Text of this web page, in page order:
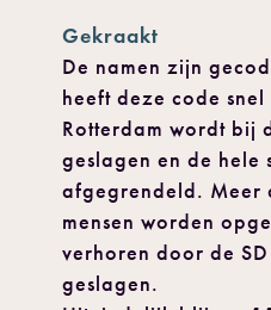
Gekraakt
De namen zijn
heeft deze code
Rotterdam wordt bij
geslagen en de hele
afgegrendeld. Meer
mensen worden
verhoren door de
geslagen.